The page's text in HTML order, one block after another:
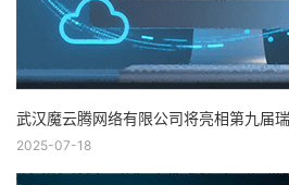
武汉魔云腾网络有限公司将亮相第九届
2025-07-18